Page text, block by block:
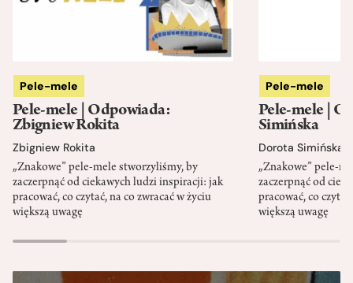
Pele-mele
Pele-mele | Odpowiada:
Zbigniew Rokita
Zbigniew Rokita
„Znakowe” pele-mele stworzyliśmy, by
zaczerpnąć od ciekawych ludzi inspiracji: jak
pracować, co czytać, na co zwracać w życiu
większą uwagę
Pele-mele
Pele-mele |
Simińska
Dorota Simińska
„Znakowe” pele-
zaczerpnąć od
pracować, co
większą uwagę